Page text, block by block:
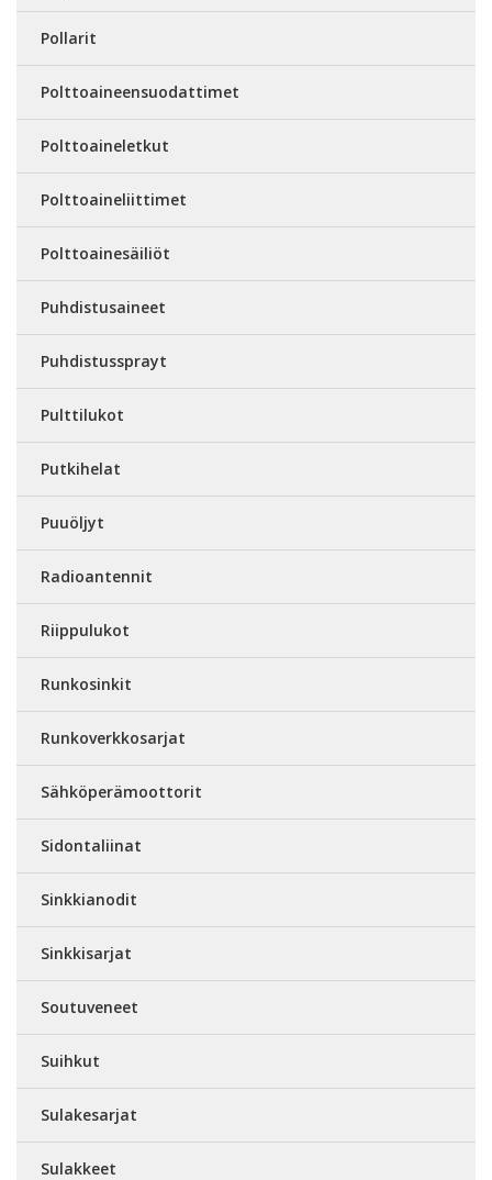
Pollarit
Polttoaineensuodattimet
Polttoaineletkut
Polttoaineliittimet
Polttoainesäiliöt
Puhdistusaineet
Puhdistussprayt
Pulttilukot
Putkihelat
Puuöljyt
Radioantennit
Riippulukot
Runkosinkit
Runkoverkkosarjat
Sähköperämoottorit
Sidontaliinat
Sinkkianodit
Sinkkisarjat
Soutuveneet
Suihkut
Sulakesarjat
Sulakkeet